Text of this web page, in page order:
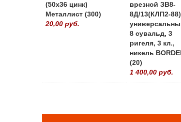
(50х36 цинк)
Металлист (300)
20,00 руб.
врезной ЗВ8-
8Д/13(КЛП2-88)
8 сувальд, 3
ригеля, 3 кл.,
никель
(20)
1 400,00 руб.